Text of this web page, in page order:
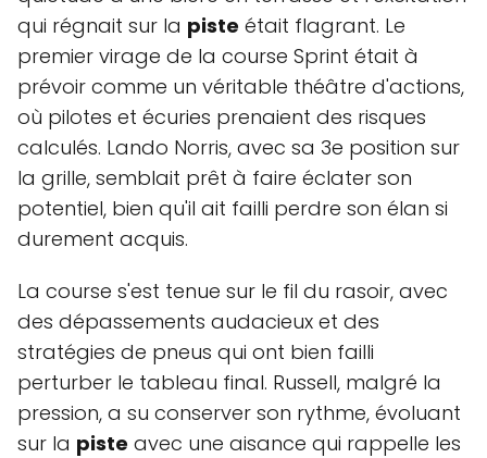
qui régnait sur la piste était flagrant. Le
premier virage de la course Sprint était à
prévoir comme un véritable théâtre d'actions,
où pilotes et écuries prenaient des risques
calculés. Lando Norris, avec sa 3e position sur
la grille, semblait prêt à faire éclater son
potentiel, bien qu'il ait failli perdre son élan si
durement acquis.
La course s'est tenue sur le fil du rasoir, avec
des dépassements audacieux et des
stratégies de pneus qui ont bien failli
perturber le tableau final. Russell, malgré la
pression, a su conserver son rythme, évoluant
sur la piste avec une aisance qui rappelle les